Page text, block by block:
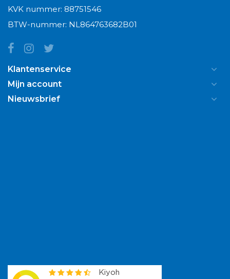
KVK nummer: 88751546
BTW-nummer: NL864763682B01
Klantenservice
Mijn account
Nieuwsbrief